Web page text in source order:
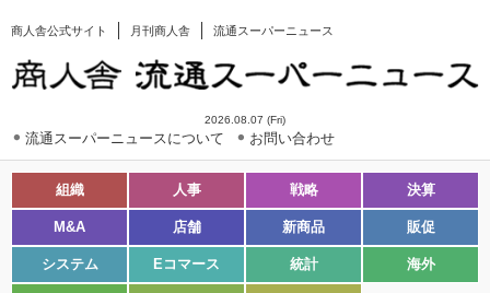
商人舎公式サイト 月刊商人舎 流通スーパーニュース
2026.08.07 (Fri)
流通スーパーニュースについて お問い合わせ
組織 人事 戦略 決算
M&A 店舗 新商品 販促
システム Eコマース 統計 海外